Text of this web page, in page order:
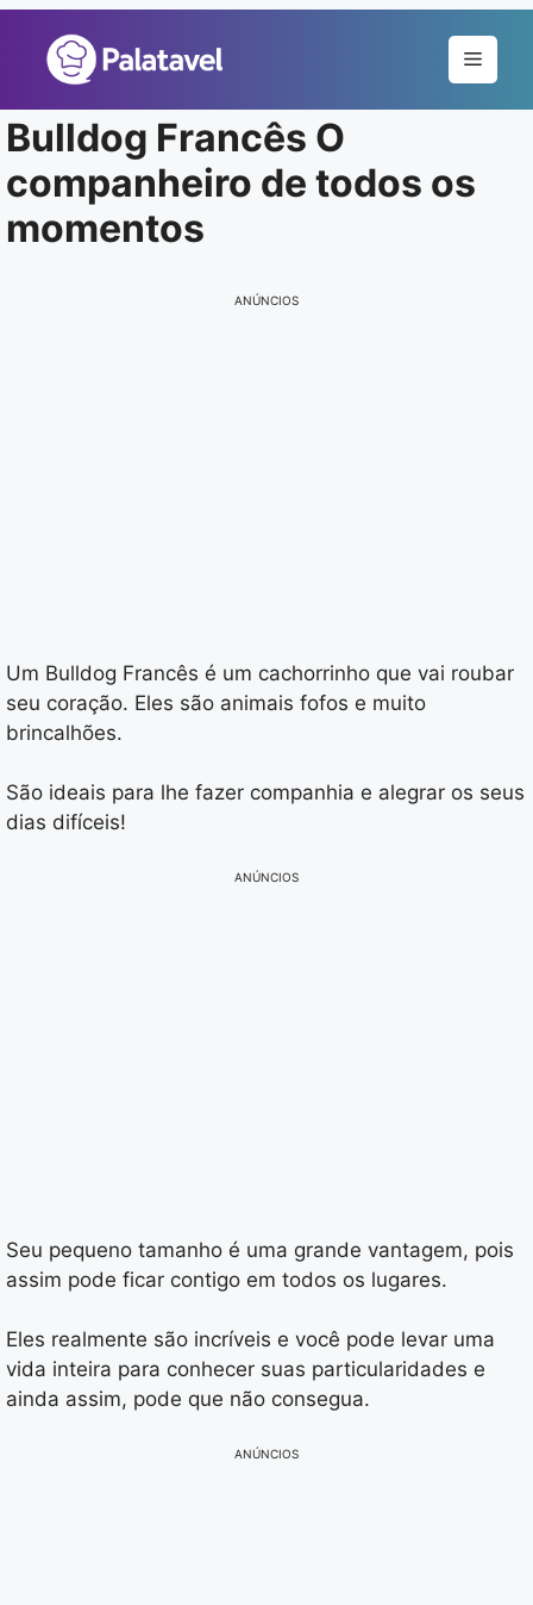
conteúdo
Menu
Bulldog Francês O
companheiro de todos os
momentos
ANÚNCIOS
Um Bulldog Francês é um cachorrinho que vai roubar
seu coração. Eles são animais fofos e muito
brincalhões.
São ideais para lhe fazer companhia e alegrar os seus
dias difíceis!
ANÚNCIOS
Seu pequeno tamanho é uma grande vantagem, pois
assim pode ficar contigo em todos os lugares.
Eles realmente são incríveis e você pode levar uma
vida inteira para conhecer suas particularidades e
ainda assim, pode que não consegua.
ANÚNCIOS